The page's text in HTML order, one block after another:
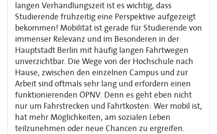
langen Verhandlungszeit ist es wichtig, dass
Studierende frühzeitig eine Perspektive aufgezeigt
bekommen! Mobilität ist gerade für Studierende von
immenser Relevanz und im Besonderen in der
Hauptstadt Berlin mit häufig langen Fahrtwegen
unverzichtbar. Die Wege von der Hochschule nach
Hause, zwischen den einzelnen Campus und zur
Arbeit sind oftmals sehr lang und erfordern einen
funktionierenden ÖPNV. Denn es geht eben nicht
nur um Fahrstrecken und Fahrtkosten: Wer mobil ist,
hat mehr Möglichkeiten, am sozialen Leben
teilzunehmen oder neue Chancen zu ergreifen.